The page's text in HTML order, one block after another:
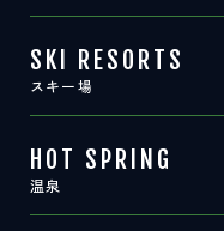
営業時間：9:00～17:00
SKI RESORTS
スキー場
HOT SPRING
温泉